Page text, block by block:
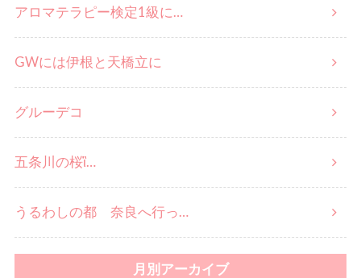
アロマテラピー検定1級に…
GWには伊根と天橋立に
グルーデコ
五条川の桜ἳ…
うるわしの都 奈良へ行っ…
月別アーカイブ